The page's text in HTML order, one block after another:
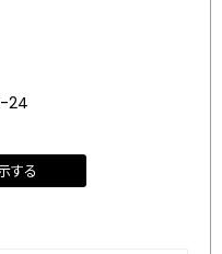
24
する